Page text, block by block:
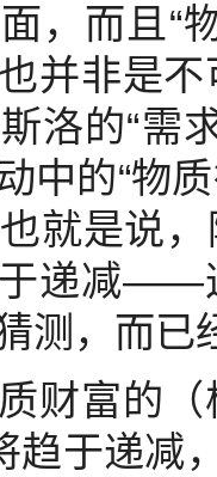
，而且“
并非是
洛的“需
中的“物
就是说
递减——
测，而已
富的（
趋于递减